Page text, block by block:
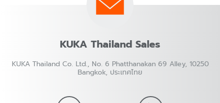
KUKA Thailand Sales
KUKA Thailand Co. Ltd., No. 6 Phatthanakan 69 Alley, 10250
Bangkok, ประเทศไทย